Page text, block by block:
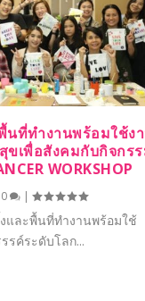
พื้นที่ทำงานพร้อมใช้ง
ขเพื่อสังคมกับกิจกร
WORKSHOP
0 |
งและพื้นที่ทำงานพร้อมใช้
รค์ระดับโลก...